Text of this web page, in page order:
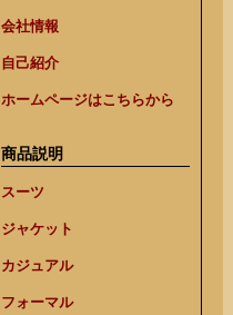
会社情報
自己紹介
ホームページはこちらから
商品説明
スーツ
ジャケット
カジュアル
フォーマル